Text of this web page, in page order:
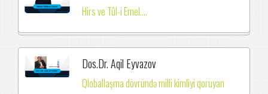
Hirs ve Tûl-i Emel....
Dos.Dr. Aqil Eyvazov
Qloballaşma dövründə milli kimliyi qoruyan